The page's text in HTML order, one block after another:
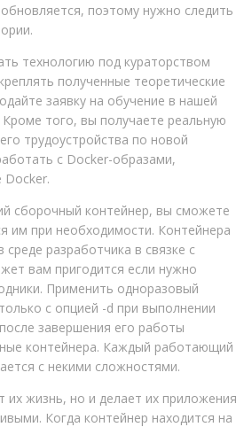
поэтому нужно следить
технологию под кураторством
полученные теоретические
заявку на обучение в нашей
того, вы получаете реальную
трудоустройства по новой
с Docker-образами,
Docker.
сборочный контейнер, вы сможете
им при необходимости. Контейнера
разработчика в связке с
вам пригодится если нужно
Применить одноразовый
с опцией -d при выполнении
завершения его работы
контейнера. Каждый работающий
с некими сложностями.
их жизнь, но и делает их приложения
Когда контейнер находится на